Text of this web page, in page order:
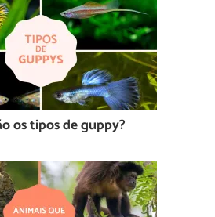
os tipos de guppy?